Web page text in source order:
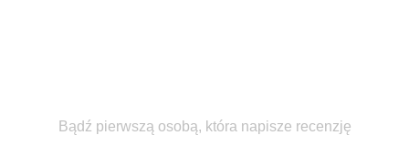
Bądź pierwszą osobą, która napisze recenzję